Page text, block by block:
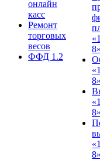
онлайн
касс
Ремонт
торговых
весов
ФФД 1.2